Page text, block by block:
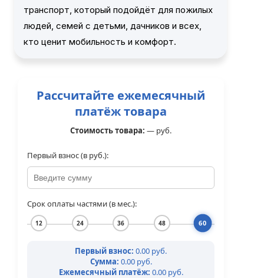
транспорт, который подойдёт для пожилых
людей, семей с детьми, дачников и всех,
кто ценит мобильность и комфорт.
Рассчитайте ежемесячный
платёж товара
Стоимость товара: — руб.
Первый взнос (в руб.):
Срок оплаты частями (в мес.):
12 24 36 48 60
Первый взнос: 0.00 руб.
Сумма: 0.00 руб.
Ежемесячный платёж: 0.00 руб.